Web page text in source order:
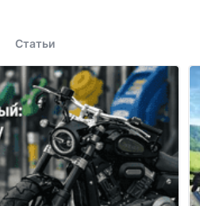
Статьи